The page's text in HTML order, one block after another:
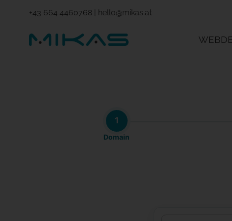
+43 664 4460768| hello@mikas.at
1
Domain